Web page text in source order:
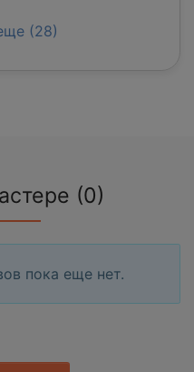
(28)
(0)
пока еще нет.